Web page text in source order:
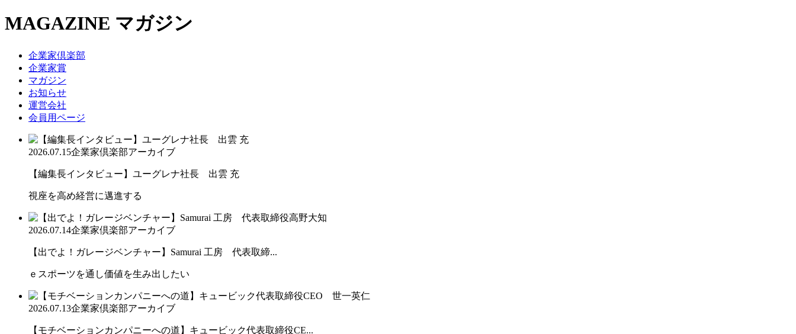
MAGAZINE マガジン
企業家倶楽部
企業家賞
マガジン
お知らせ
運営会社
会員用ページ
2026.07.15企業家倶楽部アーカイブ
【編集長インタビュー】ユーグレナ社長 出雲 充
視座を高め経営に邁進する
2026.07.14企業家倶楽部アーカイブ
【出でよ！ガレージベンチャー】Samurai 工房 代表取締...
ｅスポーツを通し価値を生み出したい
2026.07.13企業家倶楽部アーカイブ
【モチベーションカンパニーへの道】キュービック代表取締役CE...